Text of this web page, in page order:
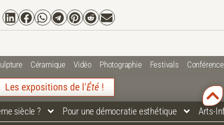
Céramique Vidéo Photographie Festivals
Les expositions de l'Été !
siècle ? Pour une démocratie esthétique Arts-